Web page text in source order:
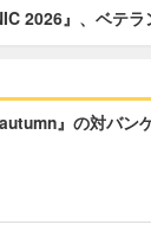
2026』、ベテ
』の対バン